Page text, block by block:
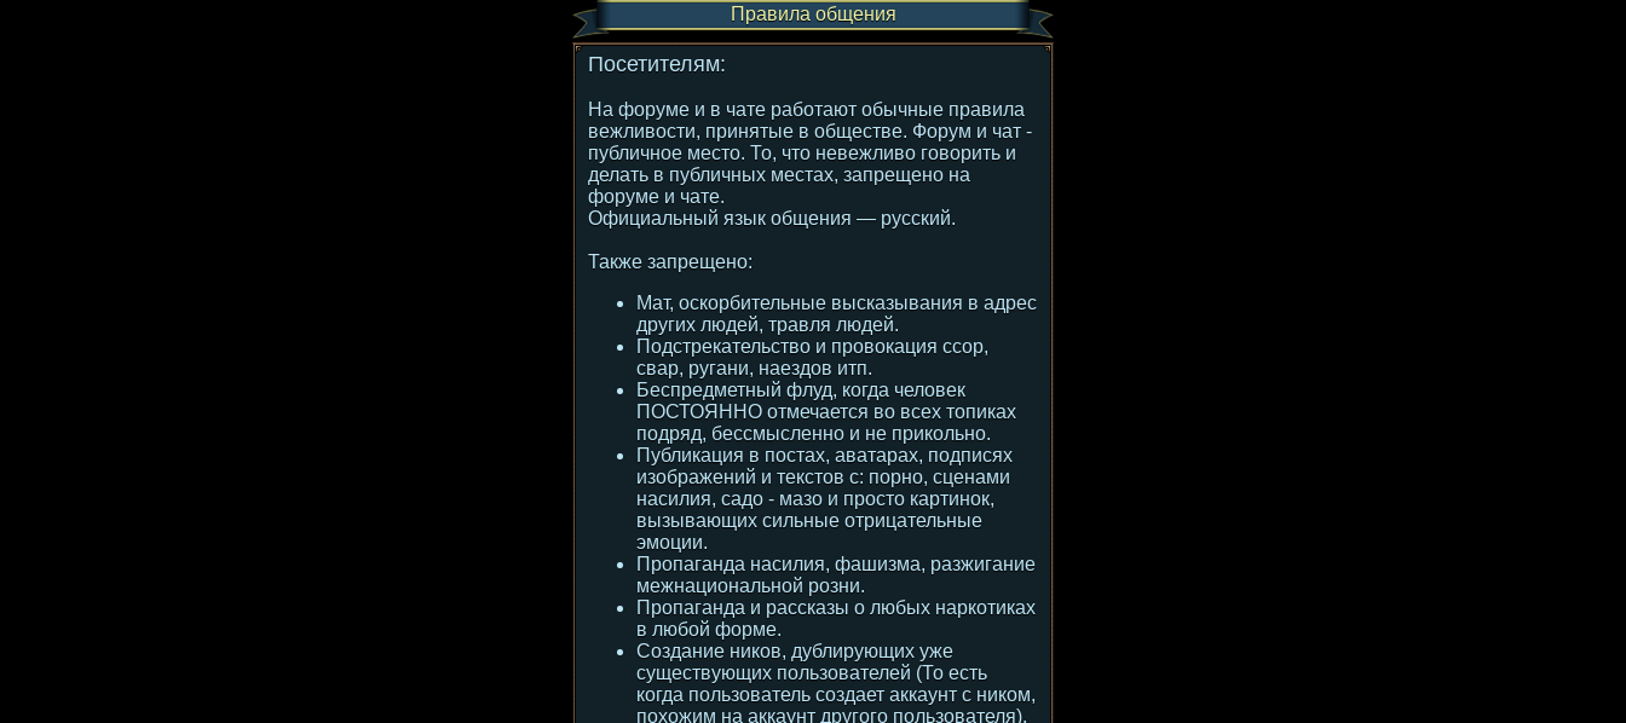
Правила общения
Посетителям:
На форуме и в чате работают обычные правила
вежливости, принятые в обществе. Форум и чат -
публичное место. То, что невежливо говорить и
делать в публичных местах, запрещено на
форуме и чате.
Официальный язык общения — русский.
Также запрещено:
Мат, оскорбительные высказывания в адрес
других людей, травля людей.
Подстрекательство и провокация ссор,
свар, ругани, наездов итп.
Беспредметный флуд, когда человек
ПОСТОЯННО отмечается во всех топиках
подряд, бессмысленно и не прикольно.
Публикация в постах, аватарах, подписях
изображений и текстов с: порно, сценами
насилия, садо - мазо и просто картинок,
вызывающих сильные отрицательные
эмоции.
Пропаганда насилия, фашизма, разжигание
межнациональной розни.
Пропаганда и рассказы о любых наркотиках
в любой форме.
Создание ников, дублирующих уже
существующих пользователей (То есть
когда пользователь создает аккаунт с ником,
похожим на аккаунт другого пользователя).